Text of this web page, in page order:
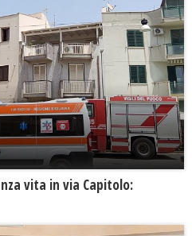
vita in via Capitolo: